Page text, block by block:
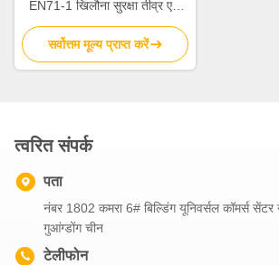
EN71-1 खिलौना सुरक्षा तीव्र एज
परीक्षक
सर्वोत्तम मूल्य प्राप्त करें
त्वरित संपर्क
पता
नंबर 1802 कमरा 6# बिल्डिंग यूनिवर्सल कॉमर्स
गुआंग्डोंग चीन
टेलीफोन